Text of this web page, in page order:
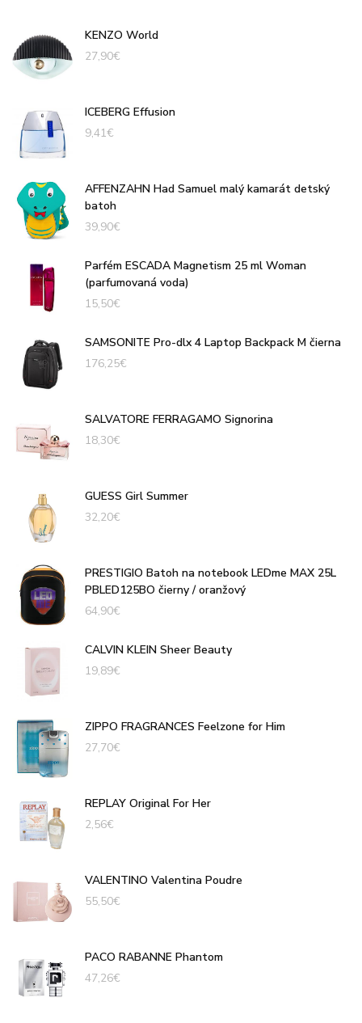
KENZO World
27,90€
ICEBERG Effusion
9,41€
AFFENZAHN Had Samuel malý kamarát detský
batoh
39,90€
Parfém ESCADA Magnetism 25 ml Woman
(parfumovaná voda)
15,50€
SAMSONITE Pro-dlx 4 Laptop Backpack M čierna
176,25€
SALVATORE FERRAGAMO Signorina
18,30€
GUESS Girl Summer
32,20€
PRESTIGIO Batoh na notebook LEDme MAX 25L
PBLED125BO čierny / oranžový
64,90€
CALVIN KLEIN Sheer Beauty
19,89€
ZIPPO FRAGRANCES Feelzone for Him
27,70€
REPLAY Original For Her
2,56€
VALENTINO Valentina Poudre
55,50€
PACO RABANNE Phantom
47,26€